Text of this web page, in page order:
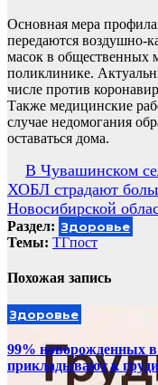
Основная мера
передаются воздушно-
масок в общественных
поликлинике.
числе против
Также медицинские
случае недомогания
оставаться дома.
Навигация
по
записям
В Чувашинском
ХОБЛ страдают
Новосибирской
Раздел: Здоровье
Темы: ТГпост
Похожая запись
Здоровье
99% новорожденных
прикладывают к